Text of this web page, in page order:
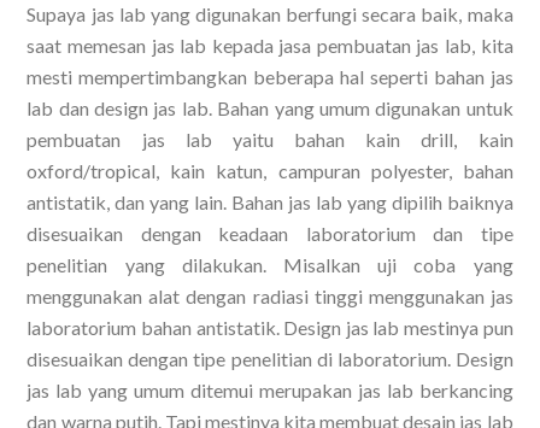
Supaya jas lab yang digunakan berfungi secara baik, maka
saat memesan jas lab kepada jasa pembuatan jas lab, kita
mesti mempertimbangkan beberapa hal seperti bahan jas
lab dan design jas lab. Bahan yang umum digunakan untuk
pembuatan jas lab yaitu bahan kain drill, kain
oxford/tropical, kain katun, campuran polyester, bahan
antistatik, dan yang lain. Bahan jas lab yang dipilih baiknya
disesuaikan dengan keadaan laboratorium dan tipe
penelitian yang dilakukan. Misalkan uji coba yang
menggunakan alat dengan radiasi tinggi menggunakan jas
laboratorium bahan antistatik. Design jas lab mestinya pun
disesuaikan dengan tipe penelitian di laboratorium. Design
jas lab yang umum ditemui merupakan jas lab berkancing
dan warna putih. Tapi mestinya kita membuat desain jas lab